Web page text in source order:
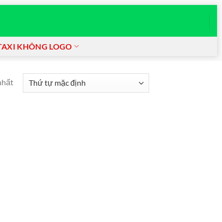
KHÔNG LOGO